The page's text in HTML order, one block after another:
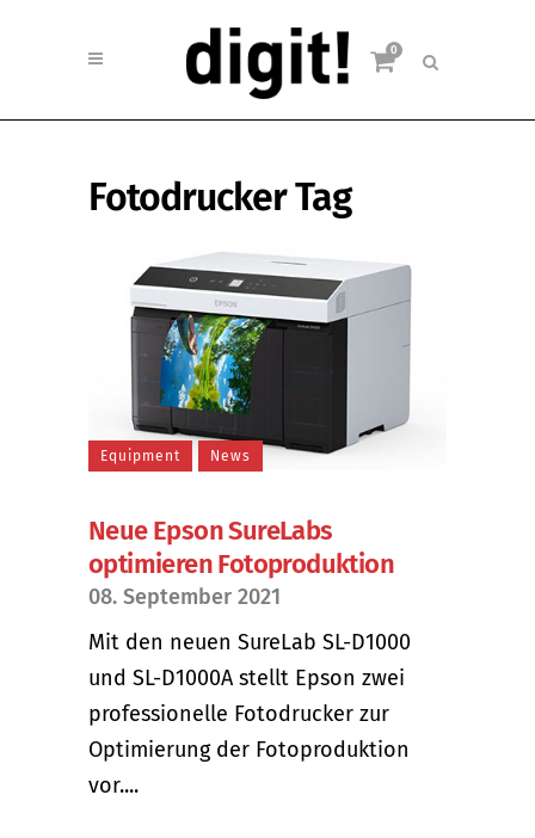
0
Fotodrucker Tag
Equipment News
Neue Epson SureLabs
optimieren Fotoproduktion
08. September 2021
Mit den neuen SureLab SL-D1000
und SL-D1000A stellt Epson zwei
professionelle Fotodrucker zur
Optimierung der Fotoproduktion
vor....